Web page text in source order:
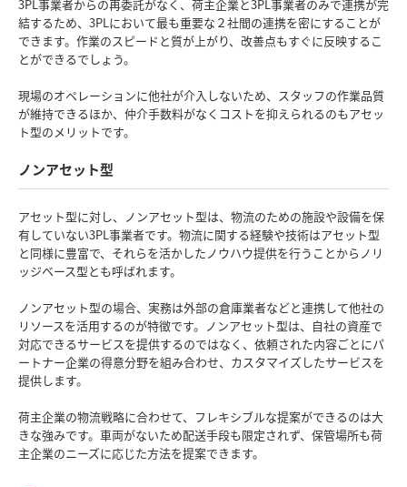
3PL事業者からの再委託がなく、荷主企業と3PL事業者のみで連携が完
結するため、3PLにおいて最も重要な２社間の連携を密にすることが
できます。作業のスピードと質が上がり、改善点もすぐに反映するこ
とができるでしょう。
現場のオペレーションに他社が介入しないため、スタッフの作業品質
が維持できるほか、仲介手数料がなくコストを抑えられるのもアセッ
ト型のメリットです。
ノンアセット型
アセット型に対し、ノンアセット型は、物流のための施設や設備を保
有していない3PL事業者です。物流に関する経験や技術はアセット型
と同様に豊富で、それらを活かしたノウハウ提供を行うことからノリ
ッジベース型とも呼ばれます。
ノンアセット型の場合、実務は外部の倉庫業者などと連携して他社の
リソースを活用するのが特徴です。ノンアセット型は、自社の資産で
対応できるサービスを提供するのではなく、依頼された内容ごとにパ
ートナー企業の得意分野を組み合わせ、カスタマイズしたサービスを
提供します。
荷主企業の物流戦略に合わせて、フレキシブルな提案ができるのは大
きな強みです。車両がないため配送手段も限定されず、保管場所も荷
主企業のニーズに応じた方法を提案できます。